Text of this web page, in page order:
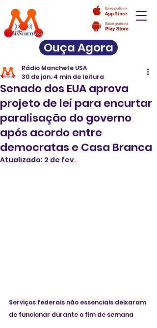
Ouça Agora
Senado dos EUA aprova
projeto de lei para encurtar
paralisação do governo
após acordo entre
democratas e Casa Branca
Rádio Manchete USA
30 de jan. 4 min de leitura
Atualizado: 2 de fev.
Serviços federais não essenciais deixaram
de funcionar durante o fim de semana